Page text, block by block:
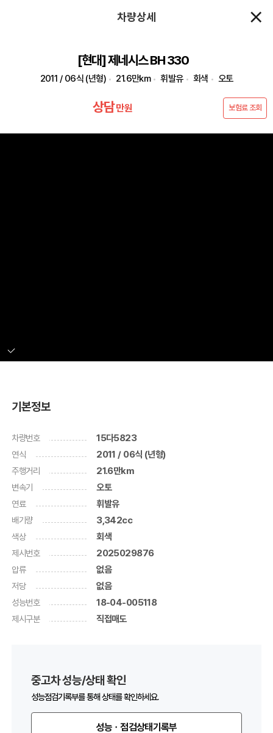
차량상세
[현대] 제네시스 BH 330
2011 / 06식 (년형) 21.6만km 휘발유 회색 오토
상담만원 보험료 조회
기본정보
차량번호 15다5823
연식 2011 / 06식 (년형)
주행거리 21.6만km
변속기 오토
연료 휘발유
배기량 3,342cc
색상 회색
제시번호 2025029876
압류 없음
저당 없음
성능번호 18-04-005118
제시구분 직접매도
중고차 성능/상태 확인
성능점검기록부를 통해 상태를 확인하세요.
성능ㆍ점검상태기록부